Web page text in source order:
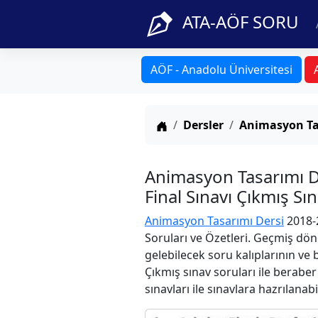
ATA-AÖF SORU
AÖF - Anadolu Üniversitesi
Anasayfa
Dersler Animasyon
Animasyon
Final Sınavı Çıkmış
Animasyon Tasarımı Dersi 2018-
Soruları ve Özetleri. Geçmiş
gelebilecek soru kalıplarının
Çıkmış sınav soruları ile
sınavları ile sınavlara